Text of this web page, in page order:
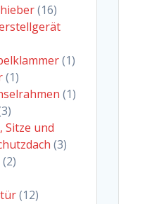
(16)
(1)
(1)
(1)
Sitze und
(3)
(2)
(12)